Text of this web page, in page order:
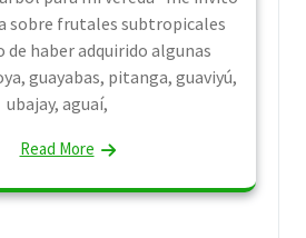
sobre frutales subtropicales
de haber adquirido algunas
guayabas, pitanga, guaviyú,
ubajay, aguaí,
Read More